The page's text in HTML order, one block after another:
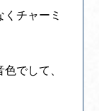
チャーミ
でして、